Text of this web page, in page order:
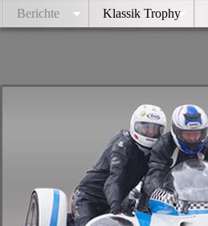
Berichte Klassik Trophy